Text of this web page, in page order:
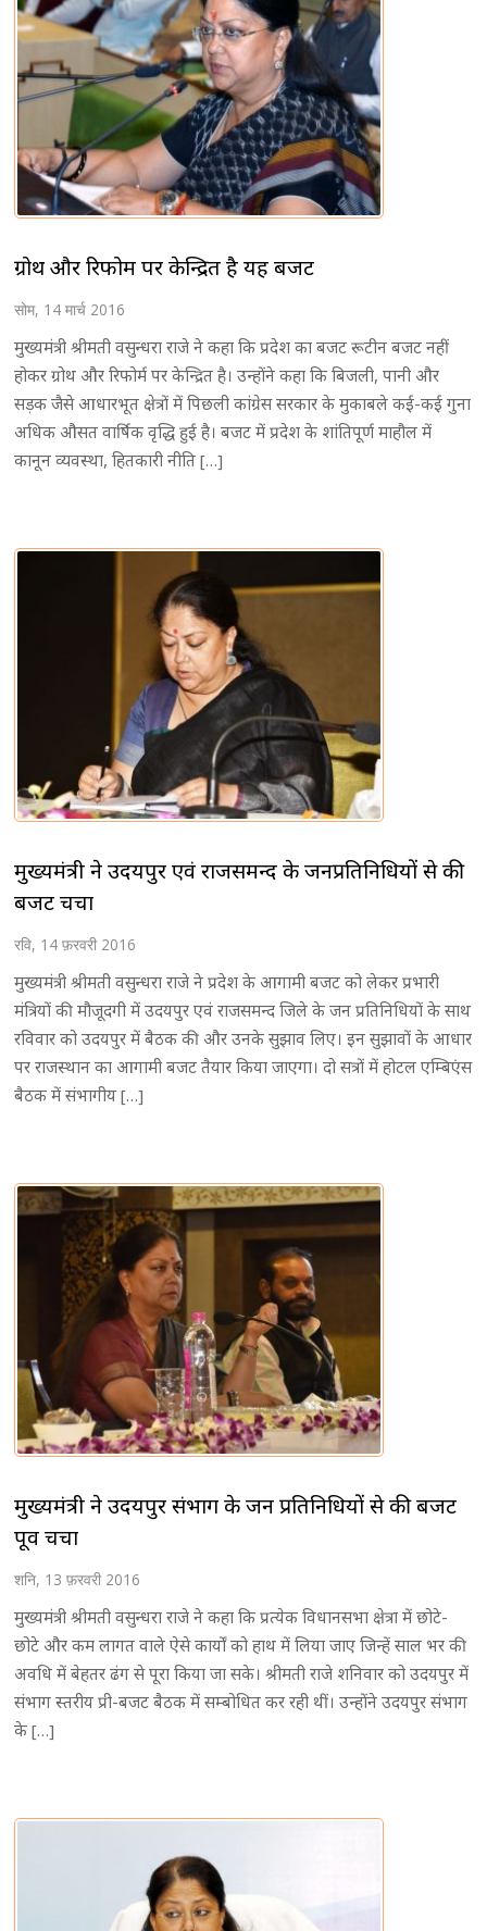
ग्रोथ और रिफोर्म पर केन्द्रित है यह बजट
सोम, 14 मार्च 2016
मुख्यमंत्री श्रीमती वसुन्धरा राजे ने कहा कि प्रदेश का बजट रूटीन बजट नहीं
होकर ग्रोथ और रिफोर्म पर केन्द्रित है। उन्होंने कहा कि बिजली, पानी और
सड़क जैसे आधारभूत क्षेत्रों में पिछली कांग्रेस सरकार के मुकाबले कई-कई गुना
अधिक औसत वार्षिक वृद्धि हुई है। बजट में प्रदेश के शांतिपूर्ण माहौल में
कानून व्यवस्था, हितकारी नीति […]
मुख्यमंत्री ने उदयपुर एवं राजसमन्द के जनप्रतिनिधियों से की
बजट चर्चा
रवि, 14 फ़रवरी 2016
मुख्यमंत्री श्रीमती वसुन्धरा राजे ने प्रदेश के आगामी बजट को लेकर प्रभारी
मंत्रियों की मौजूदगी में उदयपुर एवं राजसमन्द जिले के जन प्रतिनिधियों के साथ
रविवार को उदयपुर में बैठक की और उनके सुझाव लिए। इन सुझावों के आधार
पर राजस्थान का आगामी बजट तैयार किया जाएगा। दो सत्रों में होटल एम्बिएंस
बैठक में संभागीय […]
मुख्यमंत्री ने उदयपुर संभाग के जन प्रतिनिधियों से की बजट
पूर्व चर्चा
शनि, 13 फ़रवरी 2016
मुख्यमंत्री श्रीमती वसुन्धरा राजे ने कहा कि प्रत्येक विधानसभा क्षेत्रा में छोटे-
छोटे और कम लागत वाले ऐसे कार्याें को हाथ में लिया जाए जिन्हें साल भर की
अवधि में बेहतर ढंग से पूरा किया जा सके। श्रीमती राजे शनिवार को उदयपुर में
संभाग स्तरीय प्री-बजट बैठक में सम्बोधित कर रही थीं। उन्होंने उदयपुर संभाग
के […]